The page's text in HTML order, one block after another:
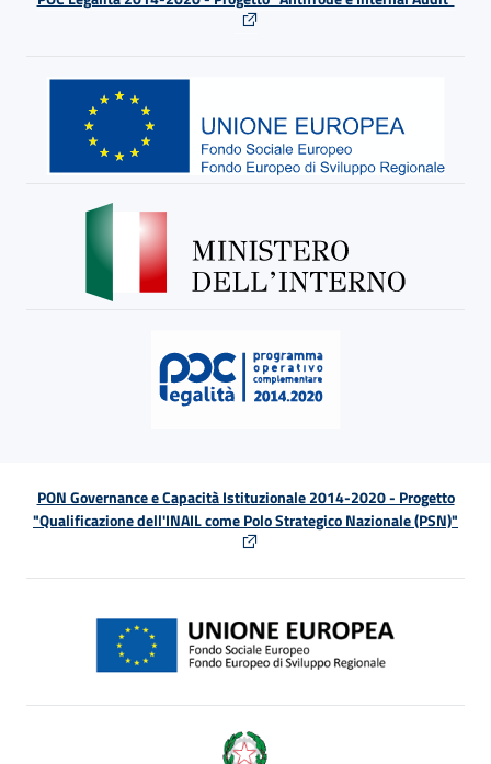
PON Governance e Capacità Istituzionale 2014-2020 - Progetto
"Qualificazione dell'INAIL come Polo Strategico Nazionale (PSN)"